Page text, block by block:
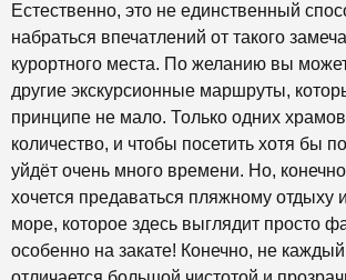
Естественно, это не единственный
набраться впечатлений от такого
курортного места. По желанию вы
другие экскурсионные маршруты,
принципе не мало. Только одних
количество, и чтобы посетить хотя бы
уйдёт очень много времени. Но,
хочется предаваться пляжному отдыху
море, которое здесь выглядит просто
особенно на закате! Конечно, не